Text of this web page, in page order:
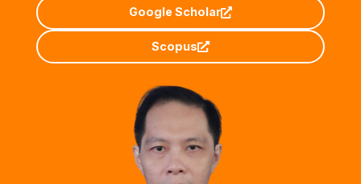
Google Scholar
Scopus